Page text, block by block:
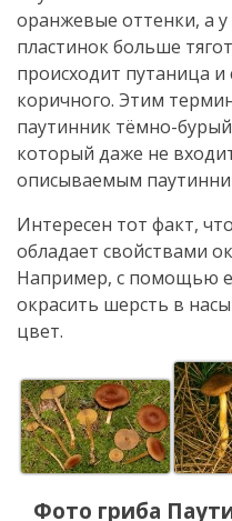
оранжевые оттенки, а
пластинок больше
происходит путаница
коричного. Этим
паутинник тёмно-
который даже не
описываемым
Интересен тот факт,
обладает свойствами
Например, с помощью
окрасить шерсть в
цвет.
Фото гриба